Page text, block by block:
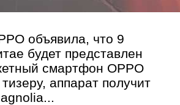
объявила, что 9
будет представлен
смартфон OPPO
аппарат получит